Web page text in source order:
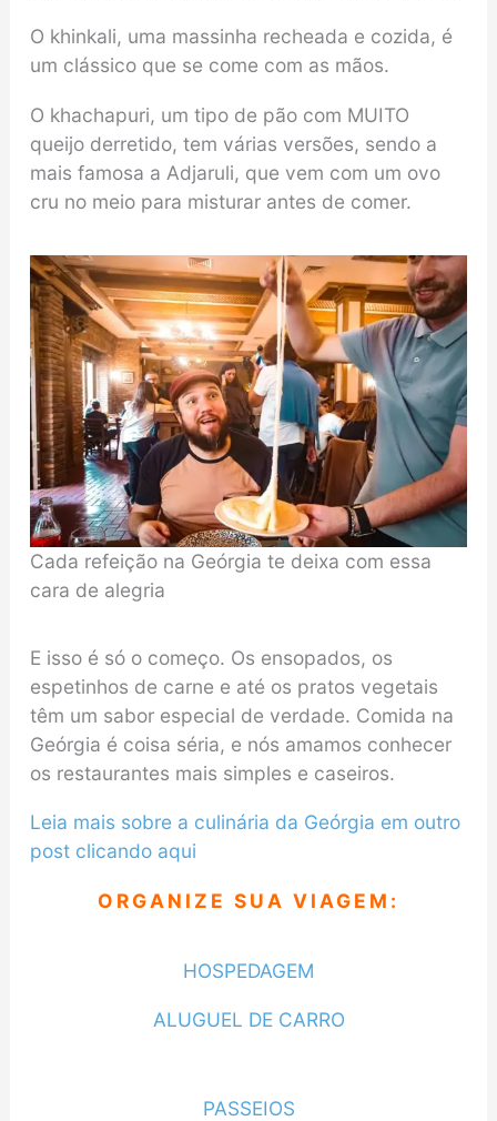
O khinkali, uma massinha recheada e cozida, é
um clássico que se come com as mãos.
O khachapuri, um tipo de pão com MUITO
queijo derretido, tem várias versões, sendo a
mais famosa a Adjaruli, que vem com um ovo
cru no meio para misturar antes de comer.
Cada refeição na Geórgia te deixa com essa
cara de alegria
E isso é só o começo. Os ensopados, os
espetinhos de carne e até os pratos vegetais
têm um sabor especial de verdade. Comida na
Geórgia é coisa séria, e nós amamos conhecer
os restaurantes mais simples e caseiros.
Leia mais sobre a culinária da Geórgia em outro
post clicando aqui
ORGANIZE SUA VIAGEM:
HOSPEDAGEM
ALUGUEL DE CARRO
PASSEIOS